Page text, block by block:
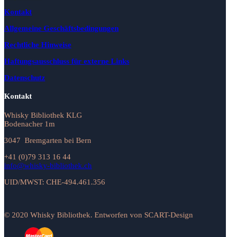
Kontakt
Allgemeine Geschäftsbedingungen
Rechtliche Hinweise
Haftungsausschluss für externe Links
Datenschutz
Kontakt
Whisky Bibliothek KLG
Bodenacher 1m
3047 Bremgarten bei Bern
+41 (0)79 313 16 44
info@whisky-bibliothek.ch
UID/MWST: CHE-494.461.356
© 2020 Whisky Bibliothek. Entworfen von SCART-Design